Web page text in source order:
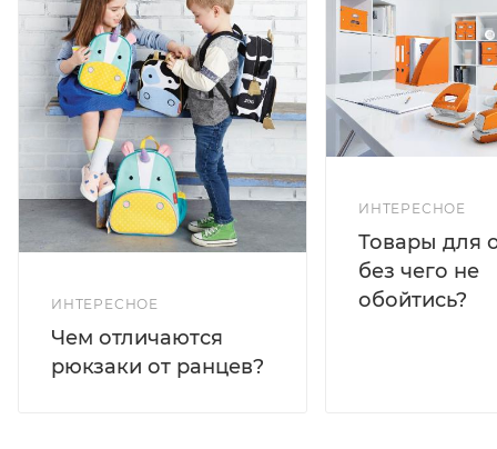
ИНТЕРЕСНОЕ
Чем отличаются
рюкзаки от ранцев?
ИНТЕРЕСНОЕ
Товары для
без чего не
обойтись?